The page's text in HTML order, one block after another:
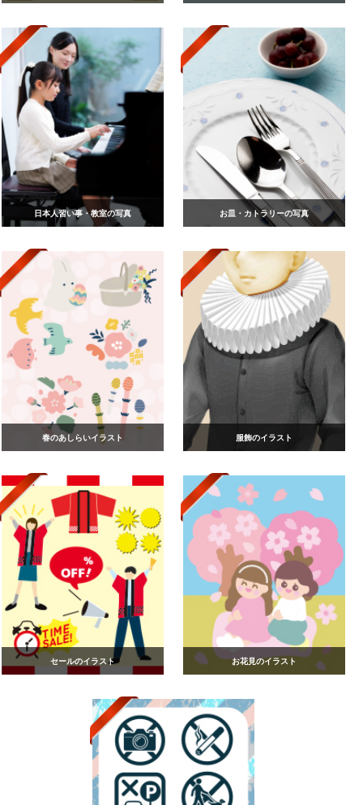
日本人習い事・教室の写真 お皿・カトラリーの写真
春のあしらいイラスト 服飾のイラスト
セールのイラスト お花見のイラスト